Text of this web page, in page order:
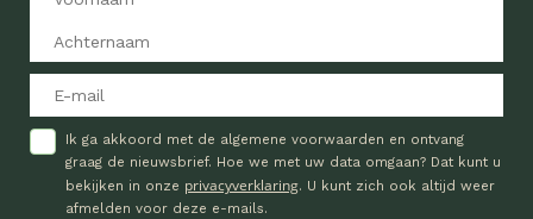
Ik ga akkoord met de algemene voorwaarden en ontvang
graag de nieuwsbrief. Hoe we met uw data omgaan? Dat kunt u
bekijken in onze privacyverklaring. U kunt zich ook altijd weer
afmelden voor deze e-mails.